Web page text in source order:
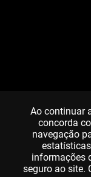
Ao continuar
concorda
navegação
informações
seguro ao site.